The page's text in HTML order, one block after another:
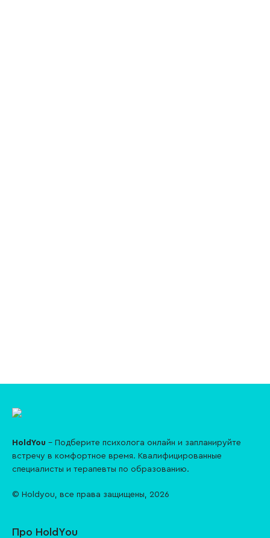
HoldYou – Подберите психолога онлайн и запланируйте
встречу в комфортное время. Квалифицированные
специалисты и терапевты по образованию.
© Holdyou, все права защищены, 2026
Про HoldYou